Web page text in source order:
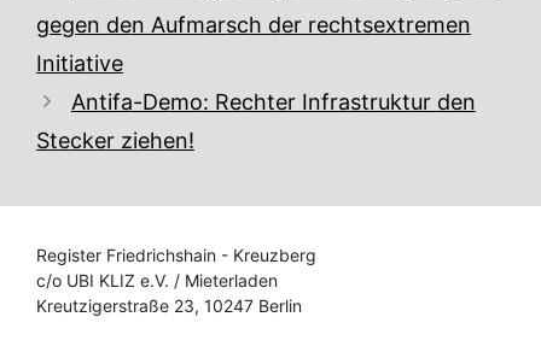
gegen den Aufmarsch der rechtsextremen
Initiative
Antifa-Demo: Rechter Infrastruktur den
Stecker ziehen!
Register Friedrichshain - Kreuzberg
c/o UBI KLIZ e.V. / Mieterladen
Kreutzigerstraße 23, 10247 Berlin